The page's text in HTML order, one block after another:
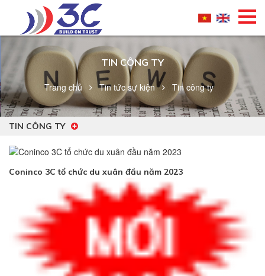
TIN CÔNG TY
Trang chủ Tin tức sự kiện Tin công ty
TIN CÔNG TY
Coninco 3C tổ chức du xuân đầu năm 2023